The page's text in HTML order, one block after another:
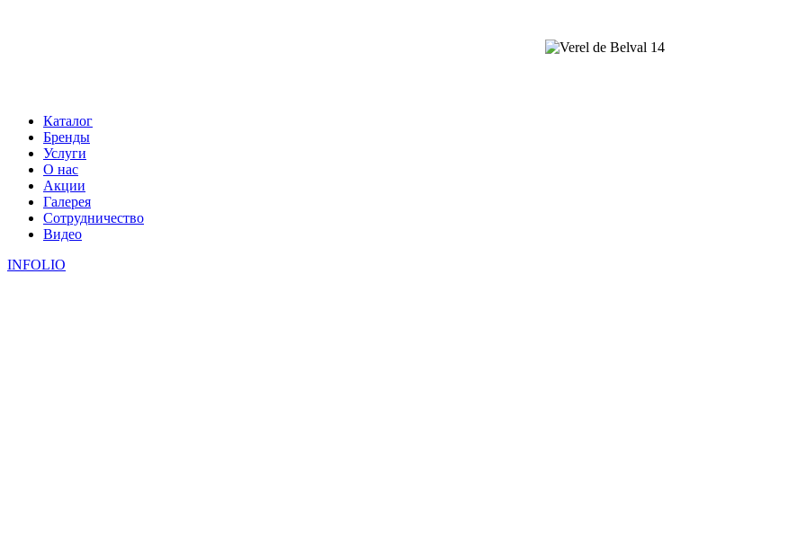
Каталог
Бренды
Услуги
О нас
Акции
Галерея
Сотрудничество
Видео
INFOLIO